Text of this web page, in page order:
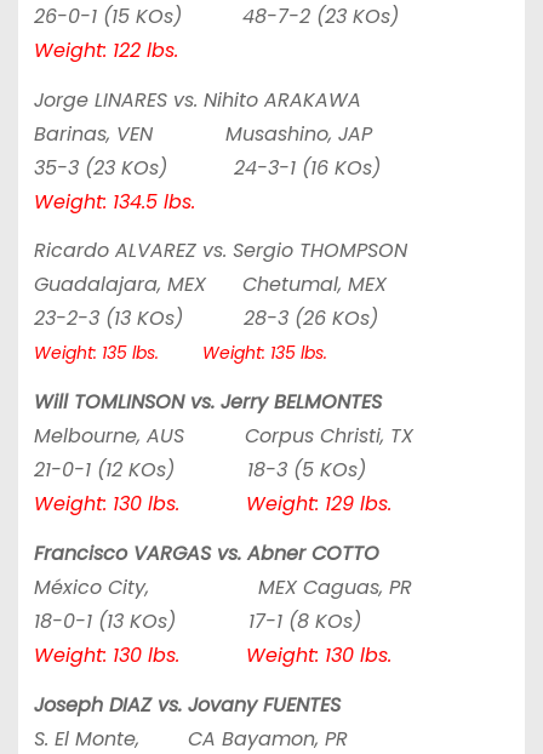
26-0-1 (15 KOs) 48-7-2 (23 KOs)
Weight: 122 lbs.
Jorge LINARES vs. Nihito ARAKAWA
Barinas, VEN Musashino, JAP
35-3 (23 KOs) 24-3-1 (16 KOs)
Weight: 134.5 lbs.
Ricardo ALVAREZ vs. Sergio THOMPSON
Guadalajara, MEX Chetumal, MEX
23-2-3 (13 KOs) 28-3 (26 KOs)
Weight: 135 lbs. Weight: 135 lbs.
Will TOMLINSON vs. Jerry BELMONTES
Melbourne, AUS Corpus Christi, TX
21-0-1 (12 KOs) 18-3 (5 KOs)
Weight: 130 lbs. Weight: 129 lbs.
Francisco VARGAS vs. Abner COTTO
México City, MEX Caguas, PR
18-0-1 (13 KOs) 17-1 (8 KOs)
Weight: 130 lbs. Weight: 130 lbs.
Joseph DIAZ vs. Jovany FUENTES
S. El Monte, CA Bayamon, PR